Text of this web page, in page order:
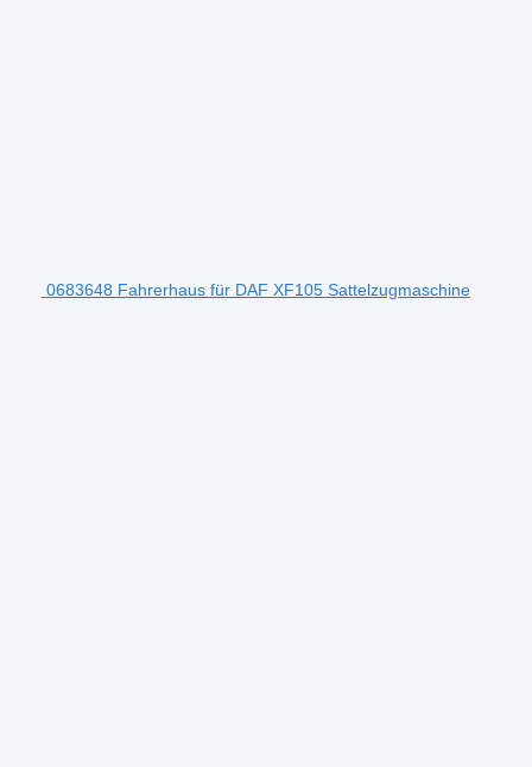
0683648 Fahrerhaus für DAF XF105 Sattelzugmaschine